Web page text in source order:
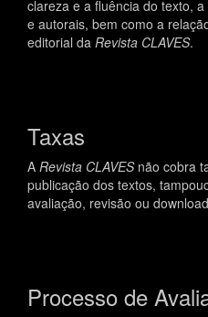
clareza e a fluência do texto,
e autorais, bem como a
editorial da Revista CLAVES.
Taxas
A Revista CLAVESnão cobra
publicação dos textos,
avaliação, revisão ou
Processo de